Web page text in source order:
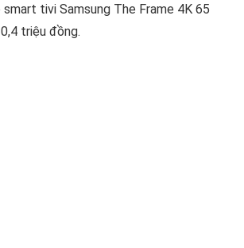
smart tivi Samsung The Frame 4K 65
triệu đồng.